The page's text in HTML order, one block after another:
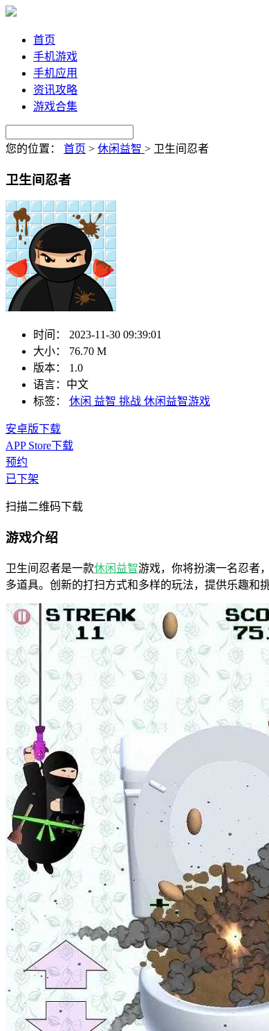
首页
手机游戏
手机应用
资讯攻略
游戏合集
您的位置： 首页 > 休闲益智 > 卫生间忍者
卫生间忍者
时间：
2023-11-30 09:39:01
大小：
76.70 M
版本：
1.0
语言： 中文
标签：
休闲 益智 挑战 休闲益智游戏
安卓版下载
APP Store下载
预约
已下架
扫描二维码下载
游戏介绍
卫生间忍者是一款休闲 益智游戏，你将扮演一名忍者
多道具。创新的打扫方式和多样的玩法，提供乐趣和挑